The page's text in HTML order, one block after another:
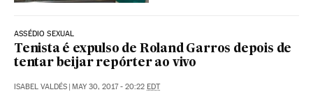
ASSÉDIO SEXUAL
Tenista é expulso de Roland Garros depois de
tentar beijar repórter ao vivo
ISABEL VALDÉS | MAY 30, 2017 - 20:22 EDT